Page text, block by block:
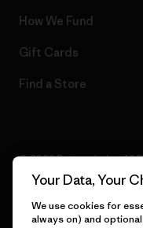
How We Fund
Gift Cards
Find a Store
© 2026 Patagonia, Inc. All
Your Data, Your
We use cookies for
always on) and